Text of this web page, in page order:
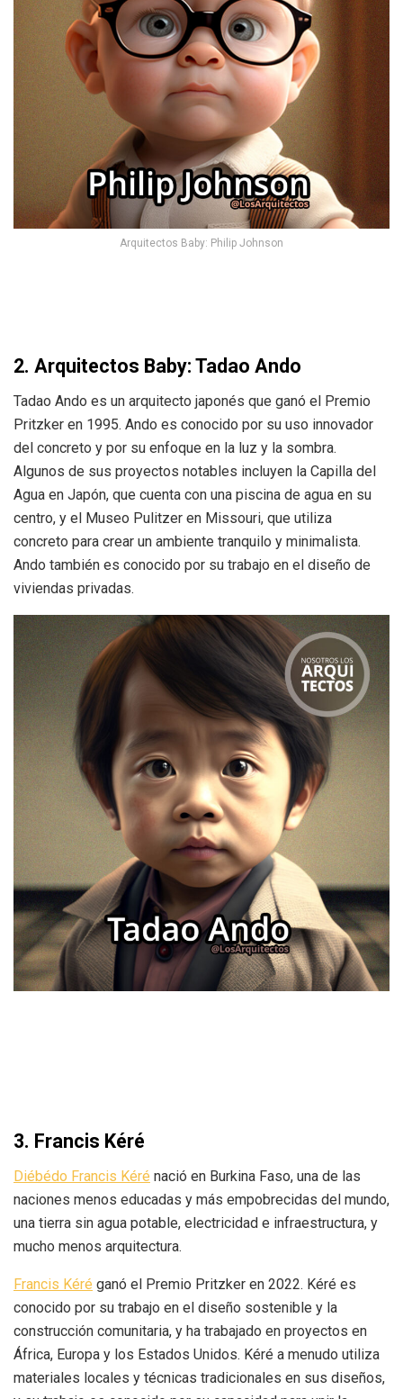
Arquitectos Baby: Philip Johnson
2. Arquitectos Baby: Tadao Ando
Tadao Ando es un arquitecto japonés que ganó el Premio
Pritzker en 1995. Ando es conocido por su uso innovador
del concreto y por su enfoque en la luz y la sombra.
Algunos de sus proyectos notables incluyen la Capilla del
Agua en Japón, que cuenta con una piscina de agua en su
centro, y el Museo Pulitzer en Missouri, que utiliza
concreto para crear un ambiente tranquilo y minimalista.
Ando también es conocido por su trabajo en el diseño de
viviendas privadas.
3. Francis Kéré
Diébédo Francis Kéré nació en Burkina Faso, una de las
naciones menos educadas y más empobrecidas del mundo,
una tierra sin agua potable, electricidad e infraestructura, y
mucho menos arquitectura.
Francis Kéré ganó el Premio Pritzker en 2022. Kéré es
conocido por su trabajo en el diseño sostenible y la
construcción comunitaria, y ha trabajado en proyectos en
África, Europa y los Estados Unidos. Kéré a menudo utiliza
materiales locales y técnicas tradicionales en sus diseños,